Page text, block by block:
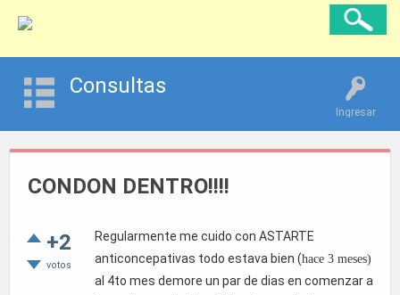
Ingresar
Consultas
CONDON DENTRO!!!!
+2
votos
Regularmente me cuido con ASTARTE
anticoncepativas todo estava bien (hace 3 meses)
al 4to mes demore un par de dias en comenzar a